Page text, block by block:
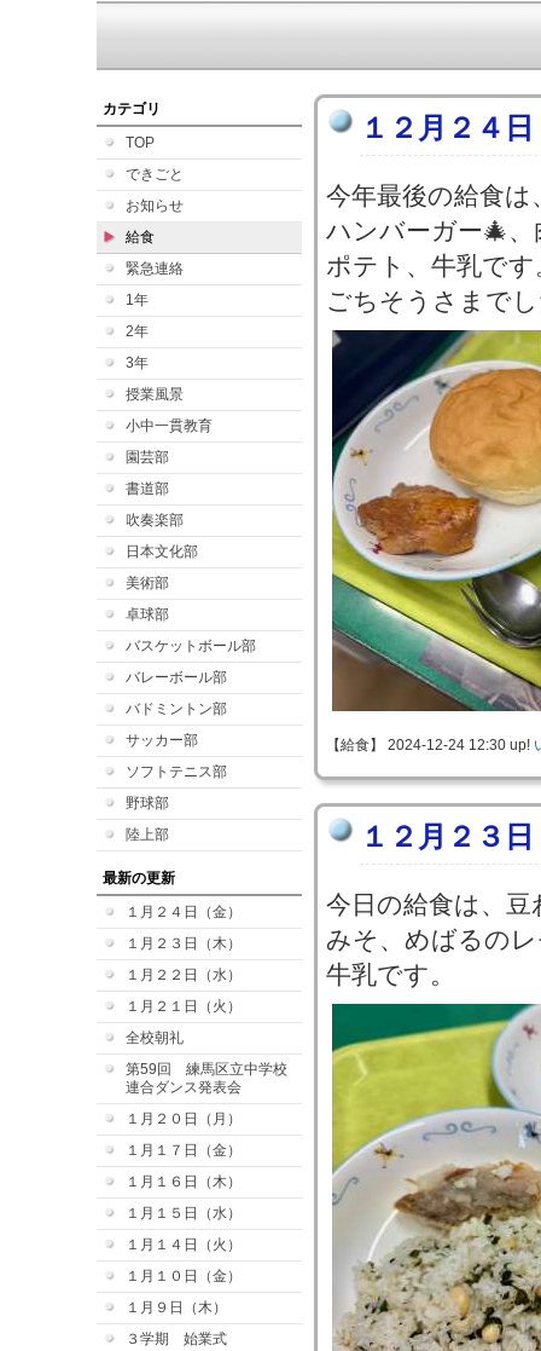
カテゴリ
TOP
できごと
お知らせ
給食
緊急連絡
1年
2年
3年
授業風景
小中一貫教育
園芸部
書道部
吹奏楽部
日本文化部
美術部
卓球部
バスケットボール部
バレーボール部
バドミントン部
サッカー部
ソフトテニス部
野球部
陸上部
最新の更新
１月２４日（金）
１月２３日（木）
１月２２日（水）
１月２１日（火）
全校朝礼
第59回 練馬区立中学校
連合ダンス発表会
１月２０日（月）
１月１７日（金）
１月１６日（木）
１月１５日（水）
１月１４日（火）
１月１０日（金）
１月９日（木）
３学期 始業式
１２月２４
今年最後の給食
ハンバーガー🎄
ポテト、牛乳です
ごちそうさまで
【給食】 2024-12-24 12:30 up!
１２月２３
今日の給食は、
みそ、めばるの
牛乳です。